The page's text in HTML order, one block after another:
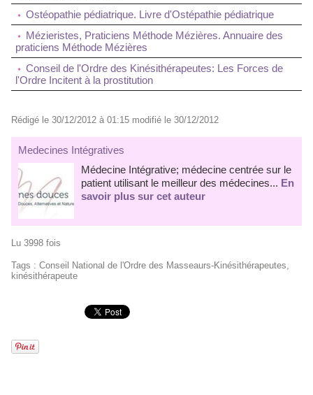
Ostéopathie pédiatrique. Livre d'Ostépathie pédiatrique
Mézieristes, Praticiens Méthode Mézières. Annuaire des
praticiens Méthode Mézières
Conseil de l'Ordre des Kinésithérapeutes: Les Forces de
l'Ordre Incitent à la prostitution
Rédigé le 30/12/2012 à 01:15 modifié le 30/12/2012
Medecines Intégratives
Médecine Intégrative; médecine centrée sur le
patient utilisant le meilleur des médecines... En
savoir plus sur cet auteur
Lu 3998 fois
Tags : Conseil National de l'Ordre des Masseaurs-Kinésithérapeutes,
kinésithérapeute